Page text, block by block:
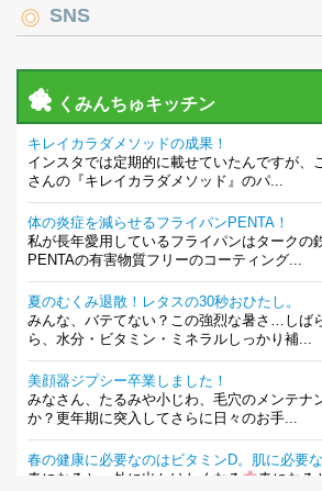
SNS
くみんちゅキッチン
キレイカラダメソッドの成果！
インスタでは定期的に載せていたんですが、
さんの『キレイカラダメソッド』のパ...
体の炎症を減らせるフライパンPENTA！
私が長年愛用しているフライパンはタークの
PENTAの有害物質フリーのコーティング...
夏のむくみ退散！レタスの30秒おひたし。
みんな、バテてない？この強烈な暑さ…しば
ら、水分・ビタミン・ミネラルしっかり補...
美顔器ジプシー卒業しました！
みなさん、たるみや小じわ、毛穴のメンテナ
か？更年期に突入してさらに日々のお手...
春の健康に必要なのはビタミンD。肌に必要な
春になると、外に出かけたくなる
春になる